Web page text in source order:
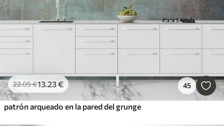
22.05€13.23€ 45
patrón arqueado en la pared del grunge